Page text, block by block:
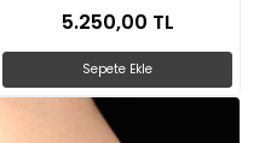
5.250,00 TL
Sepete Ekle